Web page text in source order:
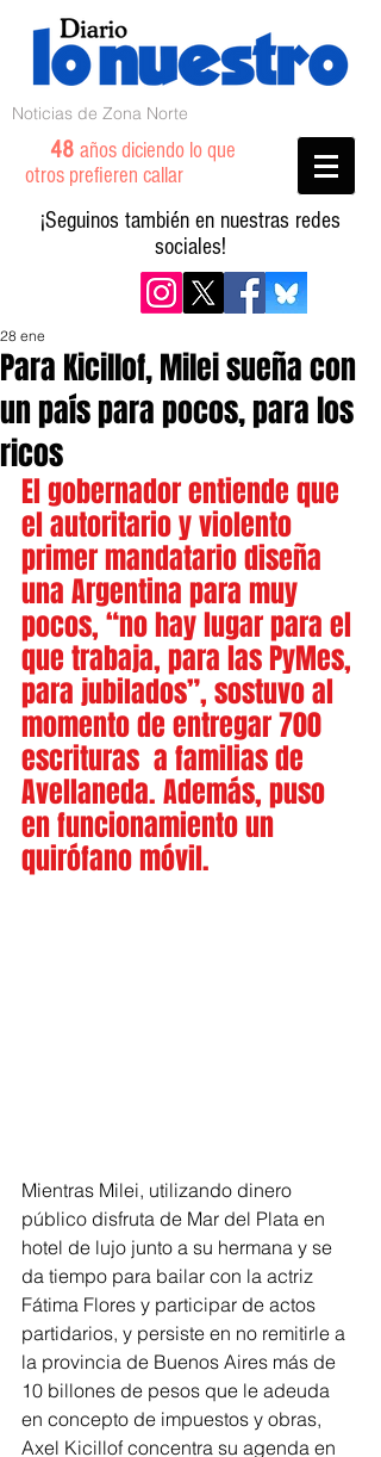
Noticias de Zona Norte
48 años diciendo lo que
otros prefieren callar
¡Seguinos también en nuestras redes
sociales!
Para Kicillof, Milei sueña con
un país para pocos, para los
ricos
28 ene
El gobernador entiende que
el autoritario y violento
primer mandatario diseña
una Argentina para muy
pocos, “no hay lugar para el
que trabaja, para las PyMes,
para jubilados”, sostuvo al
momento de entregar 700
escrituras  a familias de
Avellaneda. Además, puso
en funcionamiento un
quirófano móvil.
Mientras Milei, utilizando dinero
público disfruta de Mar del Plata en
hotel de lujo junto a su hermana y se
da tiempo para bailar con la actriz
Fátima Flores y participar de actos
partidarios, y persiste en no remitirle a
la provincia de Buenos Aires más de
10 billones de pesos que le adeuda
en concepto de impuestos y obras,
Axel Kicillof concentra su agenda en